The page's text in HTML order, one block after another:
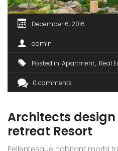
December 6, 2016
admin
Posted in Apartment Real
0 comments
Architects design
retreat Resort
Pellentesque habitant morbi